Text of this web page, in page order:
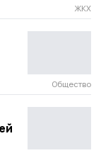
ЖКХ
Общество